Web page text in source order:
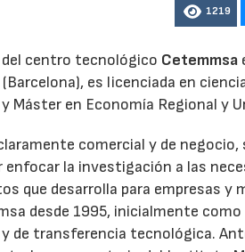
1219
del centro tecnológico Cetemmsa
es licenciada en
Máster en Economía Regional y
comercial y de
la investigación a las
que desarrolla para empresas y
desde 1995, inicialmente
de transferencia tecnológica.